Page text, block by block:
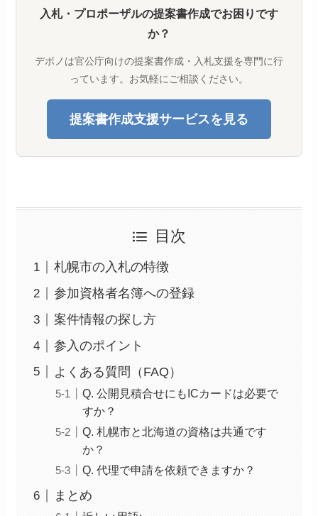
入札・プロポーザルの提案書作成でお困りです
か？
デボノは官公庁向けの提案書作成・入札支援を専門に行
っています。お気軽にご相談ください。
提案書作成支援サービスを見る
目次
札幌市の入札の特徴
参加資格者名簿への登録
案件情報の探し方
参入のポイント
よくある質問（FAQ）
Q. 公開見積合せにもICカードは必要で
すか？
Q. 札幌市と北海道の資格は共通です
か？
Q. 代理で申請を依頼できますか？
まとめ